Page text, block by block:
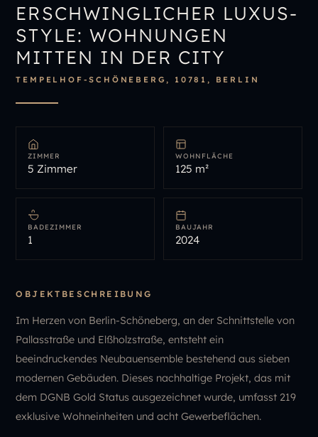
ERSCHWINGLICHER LUXUS-
STYLE: WOHNUNGEN
MITTEN IN DER CITY
TEMPELHOF-SCHÖNEBERG, 10781, BERLIN
ZIMMER
5 Zimmer
WOHNFLÄCHE
125 m²
BADEZIMMER
1
BAUJAHR
2024
OBJEKTBESCHREIBUNG
Im Herzen von Berlin-Schöneberg, an der Schnittstelle von
Pallasstraße und Elßholzstraße, entsteht ein
beeindruckendes Neubauensemble bestehend aus sieben
modernen Gebäuden. Dieses nachhaltige Projekt, das mit
dem DGNB Gold Status ausgezeichnet wurde, umfasst 219
exklusive Wohneinheiten und acht Gewerbeflächen.